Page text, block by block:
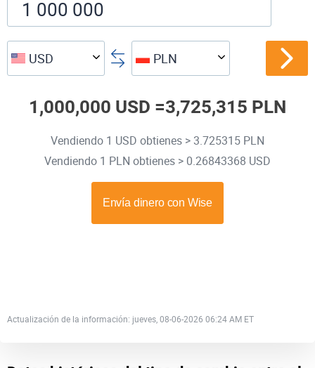
USD PLN
1,000,000 USD =3,725,315 PLN
Vendiendo 1 USD obtienes > 3.725315 PLN
Vendiendo 1 PLN obtienes > 0.26843368 USD
Actualización de la información: jueves, 08-06-2026 06:24 AM ET